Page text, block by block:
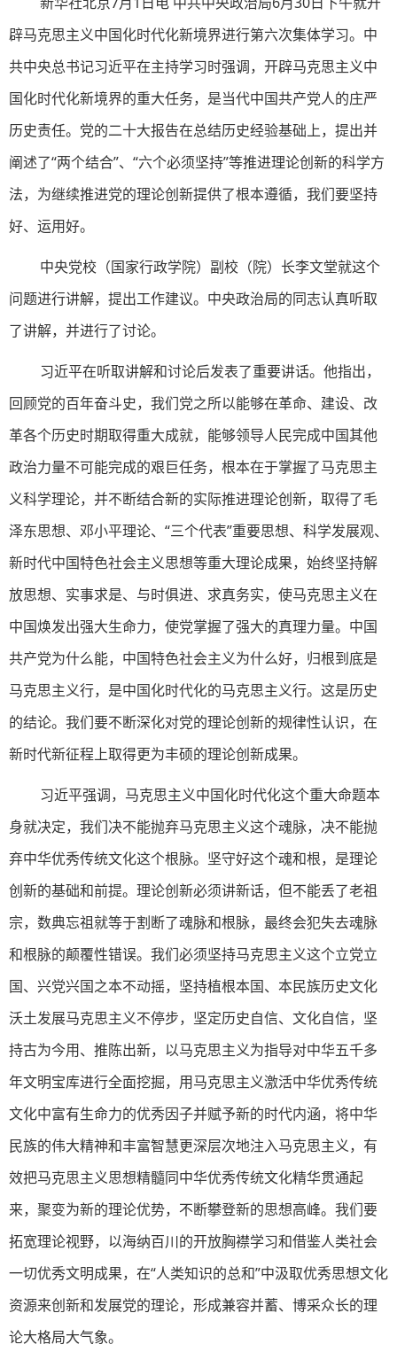
辟马克思主义中国化时代化新境界进行第六次集体学习。中
共中央总书记习近平在主持学习时强调，开辟马克思主义中
国化时代化新境界的重大任务，是当代中国共产党人的庄严
历史责任。党的二十大报告在总结历史经验基础上，提出并
阐述了“两个结合”、“六个必须坚持”等推进理论创新的科学方
法，为继续推进党的理论创新提供了根本遵循，我们要坚持
好、运用好。
中央党校（国家行政学院）副校（院）长李文堂就这个
问题进行讲解，提出工作建议。中央政治局的同志认真听取
了讲解，并进行了讨论。
习近平在听取讲解和讨论后发表了重要讲话。他指出，
回顾党的百年奋斗史，我们党之所以能够在革命、建设、改
革各个历史时期取得重大成就，能够领导人民完成中国其他
政治力量不可能完成的艰巨任务，根本在于掌握了马克思主
义科学理论，并不断结合新的实际推进理论创新，取得了毛
泽东思想、邓小平理论、“三个代表”重要思想、科学发展观、
新时代中国特色社会主义思想等重大理论成果，始终坚持解
放思想、实事求是、与时俱进、求真务实，使马克思主义在
中国焕发出强大生命力，使党掌握了强大的真理力量。中国
共产党为什么能，中国特色社会主义为什么好，归根到底是
马克思主义行，是中国化时代化的马克思主义行。这是历史
的结论。我们要不断深化对党的理论创新的规律性认识，在
新时代新征程上取得更为丰硕的理论创新成果。
习近平强调，马克思主义中国化时代化这个重大命题本
身就决定，我们决不能抛弃马克思主义这个魂脉，决不能抛
弃中华优秀传统文化这个根脉。坚守好这个魂和根，是理论
创新的基础和前提。理论创新必须讲新话，但不能丢了老祖
宗，数典忘祖就等于割断了魂脉和根脉，最终会犯失去魂脉
和根脉的颠覆性错误。我们必须坚持马克思主义这个立党立
国、兴党兴国之本不动摇，坚持植根本国、本民族历史文化
沃土发展马克思主义不停步，坚定历史自信、文化自信，坚
持古为今用、推陈出新，以马克思主义为指导对中华五千多
年文明宝库进行全面挖掘，用马克思主义激活中华优秀传统
文化中富有生命力的优秀因子并赋予新的时代内涵，将中华
民族的伟大精神和丰富智慧更深层次地注入马克思主义，有
效把马克思主义思想精髓同中华优秀传统文化精华贯通起
来，聚变为新的理论优势，不断攀登新的思想高峰。我们要
拓宽理论视野，以海纳百川的开放胸襟学习和借鉴人类社会
一切优秀文明成果，在“人类知识的总和”中汲取优秀思想文化
资源来创新和发展党的理论，形成兼容并蓄、博采众长的理
论大格局大气象。